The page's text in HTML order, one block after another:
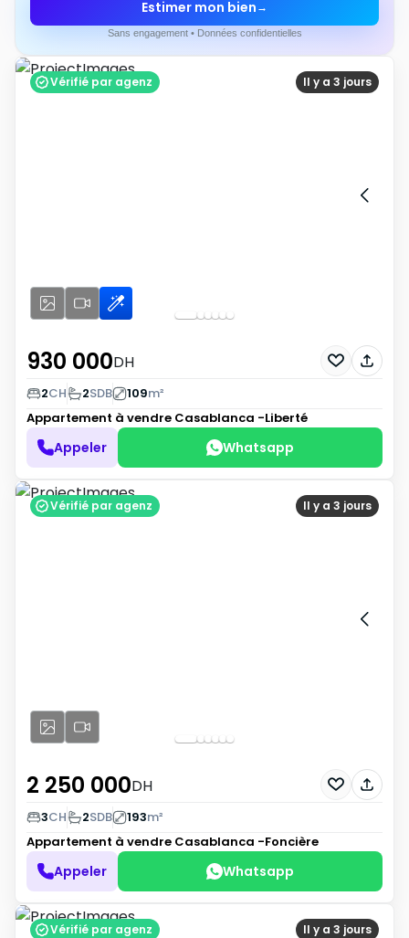
Estimer mon bien →
Sans engagement • Données confidentielles
Il y a 3 jours
Vérifié par agenz
930 000DH
2CH 2SDB 109m²
Appartement à vendre Casablanca -Liberté
Appeler Whatsapp
Il y a 3 jours
Vérifié par agenz
2 250 000DH
3CH 2SDB 193m²
Appartement à vendre Casablanca -Foncière
Appeler Whatsapp
Il y a 3 jours
Vérifié par agenz